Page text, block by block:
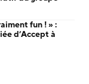
fun ! » :
d’Accept à